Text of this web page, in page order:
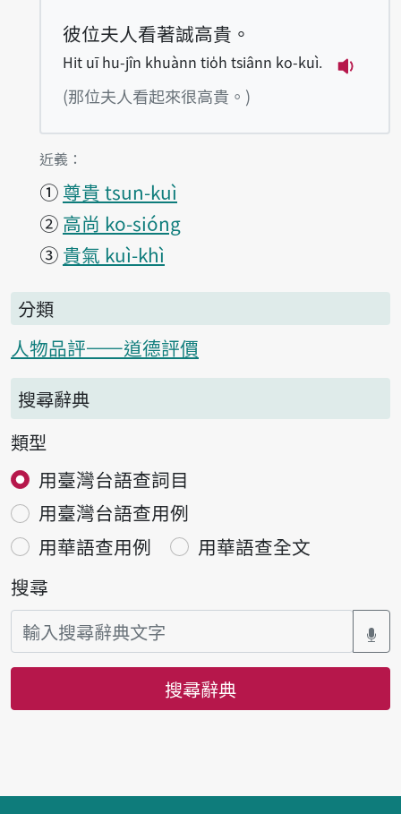
彼位夫人看著誠高貴。
Hit uī hu-jîn khuànn tio̍h tsiânn ko-kuì.
(那位夫人看起來很高貴。)
第1項釋義的
近義：
① 尊貴 tsun-kuì
② 高尚 ko-sióng
③ 貴氣 kuì-khì
分類
人物品評——道德評價
搜尋辭典
類型
用臺灣台語查詞目
用臺灣台語查用例
用華語查用例
用華語查全文
搜尋
搜尋辭典